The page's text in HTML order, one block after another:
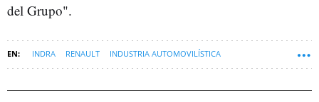
del Grupo".
INDRA RENAULT INDUSTRIA AUTOMOVILÍSTICA